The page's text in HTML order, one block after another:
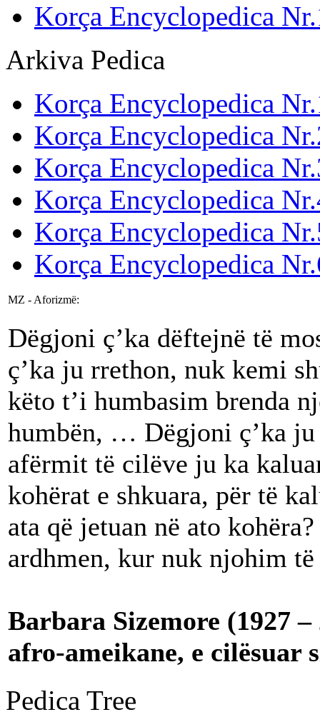
Korça Encyclopedica
Arkiva Pedica
Korça Encyclopedica
Korça Encyclopedica
Korça Encyclopedica
Korça Encyclopedica
Korça Encyclopedica
Korça Encyclopedica
MZ - Aforizmë:
Dëgjoni ç’ka dëftejnë të
ç’ka ju rrethon, nuk kemi
këto t’i humbasim brenda
humbën, … Dëgjoni ç’ka
afërmit të cilëve ju ka
kohërat e shkuara, për të
ata që jetuan në ato
ardhmen, kur nuk njohim të
Barbara Sizemore (1927 –
afro-ameikane, e cilësuar
Pedica Tree